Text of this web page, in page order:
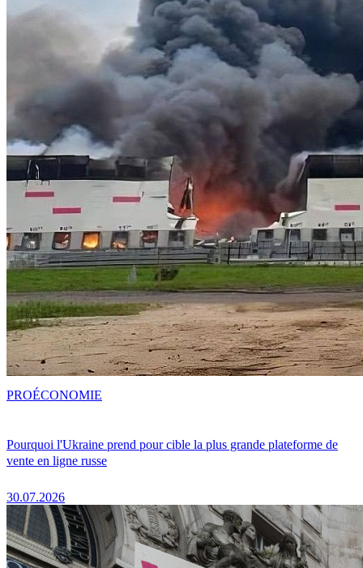
Pourquoi l'Ukraine prend pour cible la plus grande plateforme de
vente en ligne russe
30.07.2026
PROÉCONOMIE